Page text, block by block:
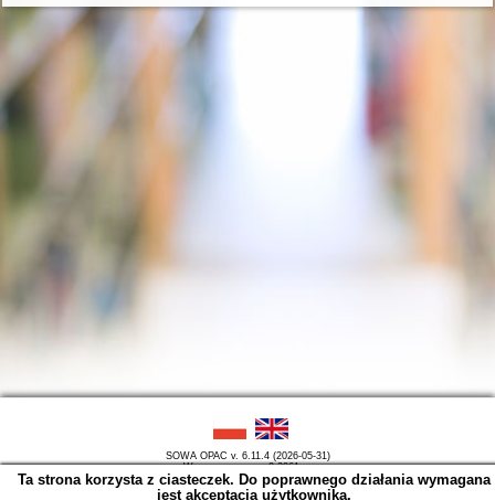
SOWA OPAC v. 6.11.4 (2026-05-31)
Wygenerowano w 0,2061 s.
Ta strona korzysta z ciasteczek. Do poprawnego działania wymagana
jest akceptacja użytkownika.